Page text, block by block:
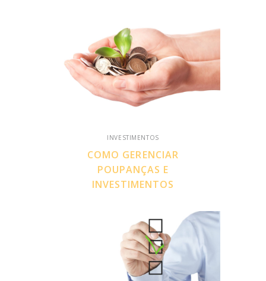
INVESTIMENTOS
COMO GERENCIAR
POUPANÇAS E
INVESTIMENTOS